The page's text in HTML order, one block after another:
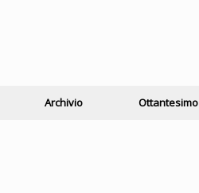
Archivio Ottantesimo